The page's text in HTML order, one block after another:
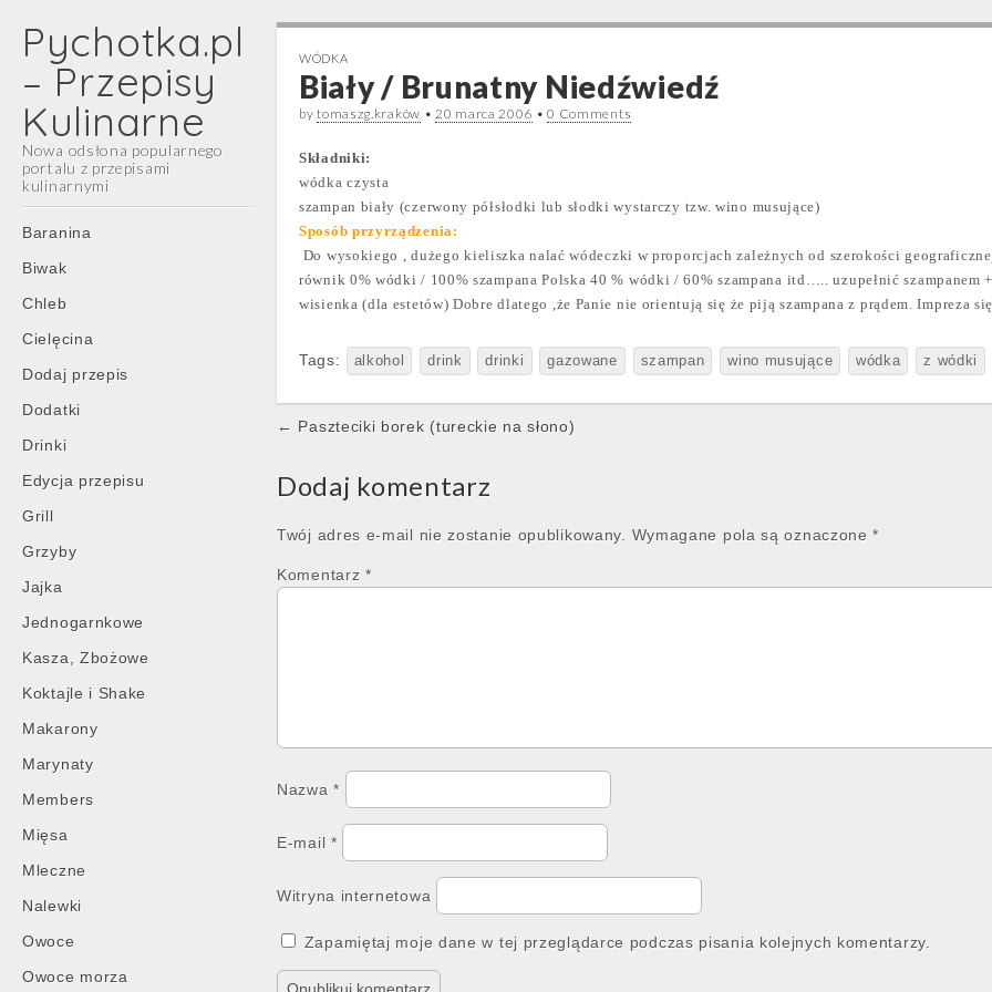
Pychotka.pl
– Przepisy
Kulinarne
Nowa odsłona popularnego
portalu z przepisami
kulinarnymi
Main
menu
Skip
content
Baranina
Biwak
Chleb
Cielęcina
Dodaj przepis
Dodatki
Drinki
Edycja przepisu
Grill
Grzyby
Jajka
Jednogarnkowe
Kasza, Zbożowe
Koktajle i Shake
Makarony
Marynaty
Members
Mięsa
Mleczne
Nalewki
Owoce
Owoce morza
WÓDKA
Biały / Brunatny Niedźwiedź
bytomaszg.kraków •20 marca 2006 •0 Comments
Składniki:
wódka czysta
szampan biały (czerwony półsłodki lub słodki wystarczy tzw. wino musujące)
Sposób przyrządzenia:
Do wysokiego , dużego kieliszka nalać wódeczki w proporcjach zależnych od szerokości
równik 0% wódki / 100% szampana Polska 40 % wódki / 60% szampana itd….. uzupełnić
wisienka (dla estetów) Dobre dlatego ,że Panie nie orientują się że piją szampana z prądem. Impreza
Tags: alkohol drink drinki gazowane szampan wino musujące wódka z wódki
Post
← Paszteciki borek (tureckie na słono)
Dodaj komentarz
Twój adres e-mail nie zostanie opublikowany. Wymagane pola są oznaczone*
Komentarz *
Nazwa*
E-mail *
Witryna internetowa
Zapamiętaj moje dane w tej przeglądarce podczas pisania kolejnych komentarzy.